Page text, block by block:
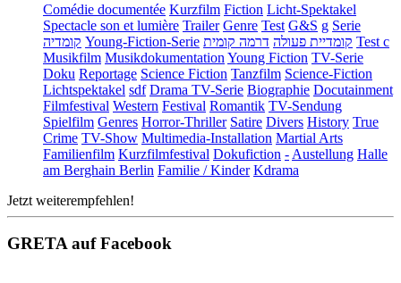
Comédie documentée Kurzfilm Fiction Licht-Spektakel
Spectacle son et lumière Trailer Genre Test G&S g Serie
קומדיה Young-Fiction-Serie קומדיית פעולה דרמה קומית
Test c
Musikfilm Musikdokumentation Young Fiction TV-Serie
Doku Reportage Science Fiction Tanzfilm Science-Fiction
Lichtspektakel sdf Drama TV-Serie Biographie Docutainment
Filmfestival Western Festival Romantik TV-Sendung
Spielfilm Genres Horror-Thriller Satire Divers History True
Crime TV-Show Multimedia-Installation Martial Arts
Familienfilm Kurzfilmfestival Dokufiction - Austellung Halle
am Berghain Berlin Familie / Kinder Kdrama
Jetzt weiterempfehlen!
GRETA auf Facebook